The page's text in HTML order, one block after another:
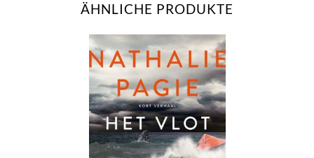
ÄHNLICHE PRODUKTE